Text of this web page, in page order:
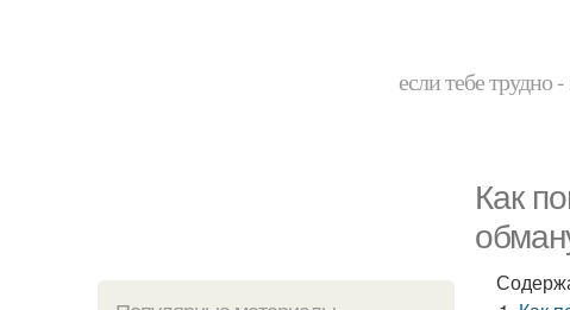
если тебе трудно
Как